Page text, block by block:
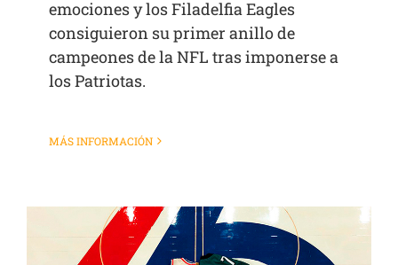
emociones y los Filadelfia Eagles
consiguieron su primer anillo de
campeones de la NFL tras imponerse a
los Patriotas.
MÁS INFORMACIÓN